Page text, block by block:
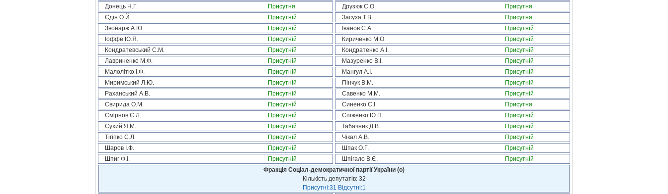
Донець Н.Г.
Присутня Друзюк С.О.
Присутня
Єдін О.Й.
Присутній Засуха Т.В.
Присутня
Звонарж А.Ю.
Присутній Іванов С.А.
Присутній
Іоффе Ю.Я.
Присутній Кириченко М.О.
Присутній
Кондратевський С.М.
Присутній Кондратенко А.І.
Присутній
Лавриненко М.Ф.
Присутній Мазуренко В.І.
Присутній
Малолітко І.Ф.
Присутній Мангул А.І.
Присутній
Миримський Л.Ю.
Присутній Пінчук В.М.
Присутній
Раханський А.В.
Присутній Савенко М.М.
Присутній
Свирида О.М.
Присутній Синенко С.І.
Присутня
Смірнов Є.Л.
Присутній Спіженко Ю.П.
Присутній
Сухий Я.М.
Присутній Табачник Д.В.
Присутній
Тігіпко С.Л.
Присутній Чікал А.В.
Присутній
Шаров І.Ф.
Присутній Шпак О.Г.
Присутній
Шпиг Ф.І.
Присутній Шпігало В.Є.
Присутній
Фракція Соціал-демократичної партії України (о)
Кількість депутатів: 32
Присутні:31 Відсутні:1